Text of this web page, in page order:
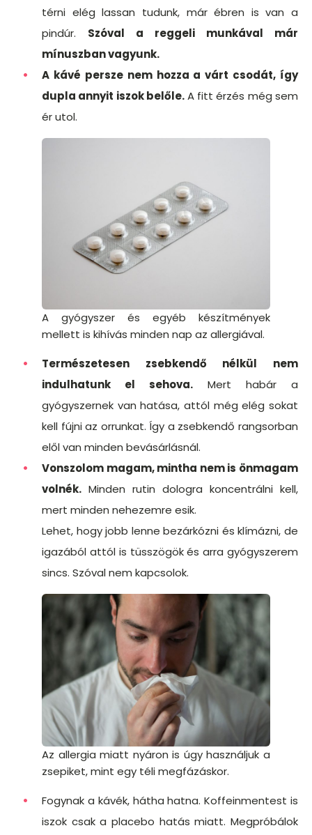
térni elég lassan tudunk, már ébren is van a
pindúr. Szóval a reggeli munkával már
mínuszban vagyunk.
A kávé persze nem hozza a várt csodát, így
dupla annyit iszok belőle.A fitt érzés még sem
ér utol.
A gyógyszer és egyéb készítmények
mellett is kihívás minden nap az allergiával.
Természetesen zsebkendő nélkül nem
indulhatunk el sehova. Mert habár a
gyógyszernek van hatása, attól még elég sokat
kell fújni az orrunkat. Így a zsebkendő rangsorban
elől van minden bevásárlásnál.
Vonszolom magam, mintha nem is önmagam
volnék. Minden rutin dologra koncentrálni kell,
mert minden nehezemre esik.
Lehet, hogy jobb lenne bezárkózni és klímázni, de
igazából attól is tüsszögök és arra gyógyszerem
sincs. Szóval nem kapcsolok.
Az allergia miatt nyáron is úgy használjuk a
zsepiket, mint egy téli megfázáskor.
Fogynak a kávék, hátha hatna. Koffeinmentest is
iszok csak a placebo hatás miatt. Megpróbálok